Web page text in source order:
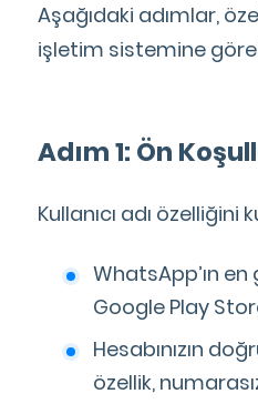
Aşağıdaki adımlar,
işletim sistemine göre
Adım 1: Ön
Kullanıcı adı
WhatsApp’ın
Google Play
Hesabınızın
özellik,